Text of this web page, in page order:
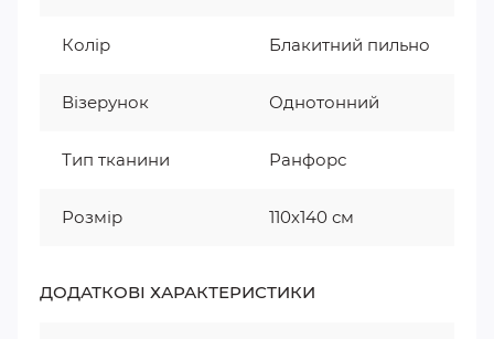
Колір Блакитний пильно
Візерунок Однотонний
Тип тканини Ранфорс
Розмір 110х140 см
ДОДАТКОВІ ХАРАКТЕРИСТИКИ